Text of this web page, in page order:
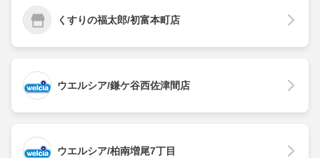
くすりの福太郎/初富本町店
ウエルシア/鎌ケ谷西佐津間店
ウエルシア/柏南増尾7丁目